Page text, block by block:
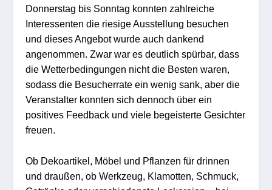
Donnerstag bis Sonntag konnten zahlreiche
Interessenten die riesige Ausstellung besuchen
und dieses Angebot wurde auch dankend
angenommen. Zwar war es deutlich spürbar, dass
die Wetterbedingungen nicht die Besten waren,
sodass die Besucherrate ein wenig sank, aber die
Veranstalter konnten sich dennoch über ein
positives Feedback und viele begeisterte Gesichter
freuen.
Ob Dekoartikel, Möbel und Pflanzen für drinnen
und draußen, ob Werkzeug, Klamotten, Schmuck,